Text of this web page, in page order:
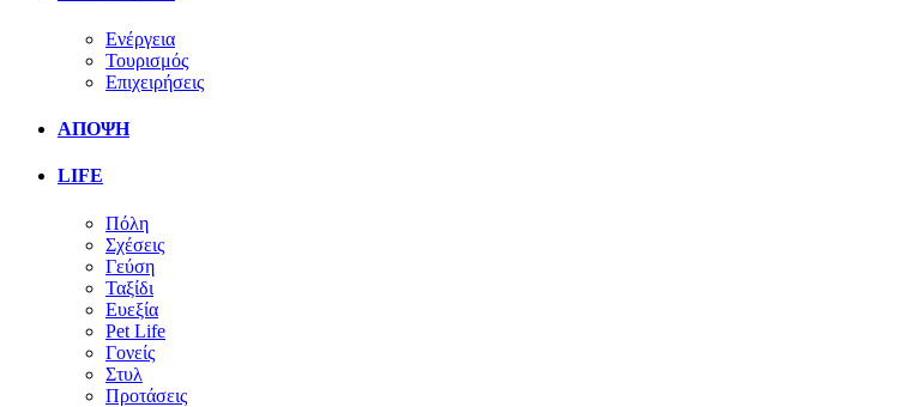
Ενέργεια
Τουρισμός
Επιχειρήσεις
ΑΠΟΨΗ
LIFE
Πόλη
Σχέσεις
Γεύση
Ταξίδι
Ευεξία
Pet Life
Γονείς
Στυλ
Προτάσεις